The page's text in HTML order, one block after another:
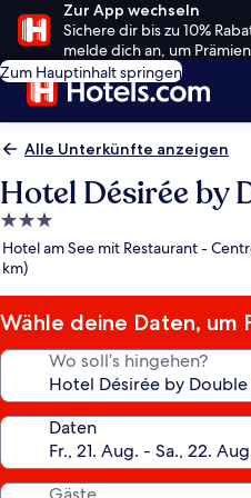
Zur App wechseln
Sichere dir bis zu 10%
melde dich an, um
Zum Hauptinhalt springen
Alle Unterkünfte anzeigen
Hotel Désirée by
3.0-
Sterne-
Unterkunft
Hotel am See mit Restaurant -
km)
Wähle deine Daten, um
Wo soll’s hingehen?
Daten